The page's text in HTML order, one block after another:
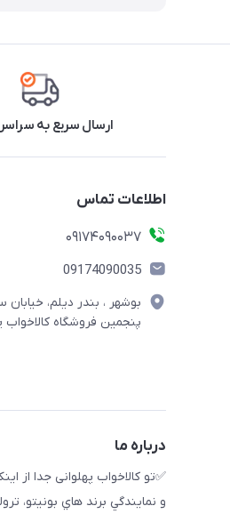
ارسال سریع به
اطلاعات تماس
09174090037
09174090035
بوشهر ، بندر ديلم، خيابان
پنجمين فروشگاه كالاخواب
درباره ما
✅تو كالاخواب پهلوانى جدا از
و نمايندگي برند هاي بونيتو،